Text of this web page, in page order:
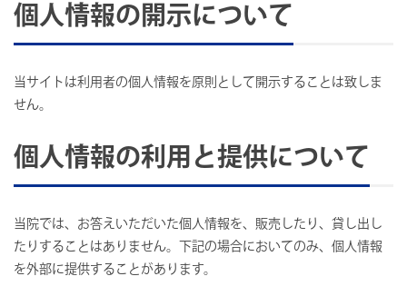
個人情報の開示について
当サイトは利用者の個人情報を原則として開示することは致しま
せん。
個人情報の利用と提供について
当院では、お答えいただいた個人情報を、販売したり、貸し出し
たりすることはありません。下記の場合においてのみ、個人情報
を外部に提供することがあります。